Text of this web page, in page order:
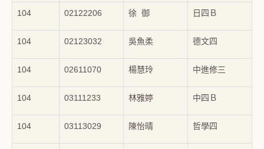
104 02122206 徐 御 日四Ｂ
104 02123032 吳魚柔 德文四
104 02611070 楊慧玲 中進修三
104 03111233 林雅婷 中四Ｂ
104 03113029 陳怡晴 哲學四